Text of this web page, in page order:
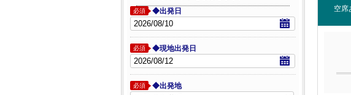
空席
必須 ◆出発日
必須 ◆現地出発日
必須 ◆出発地